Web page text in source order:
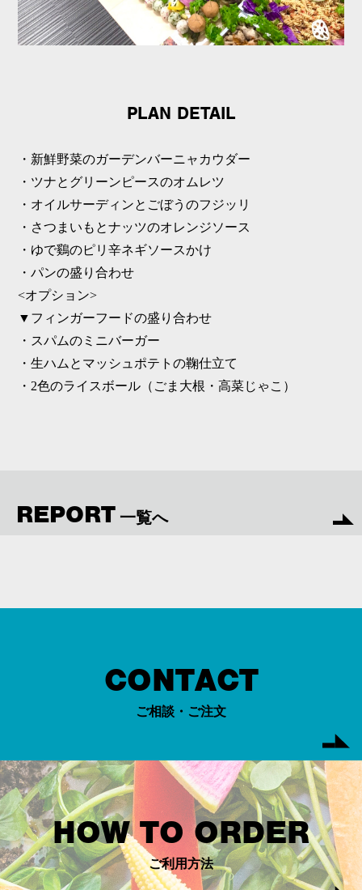
PLAN DETAIL
・新鮮野菜のガーデンバーニャカウダー
・ツナとグリーンピースのオムレツ
・オイルサーディンとごぼうのフジッリ
・さつまいもとナッツのオレンジソース
・ゆで鷄のピリ辛ネギソースかけ
・パンの盛り合わせ
<オプション>
▼フィンガーフードの盛り合わせ
・スパムのミニバーガー
・生ハムとマッシュポテトの鞠仕立て
・2色のライスボール（ごま大根・高菜じゃこ）
REPORT 一覧へ
CONTACT
ご相談・ご注文
HOW TO ORDER
ご利用方法